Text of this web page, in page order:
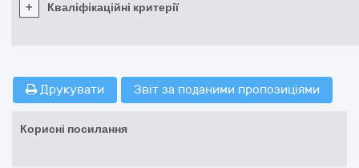
+ Кваліфікаційні критерії
Друкувати Звіт за поданими пропозиціями
Корисні посилання